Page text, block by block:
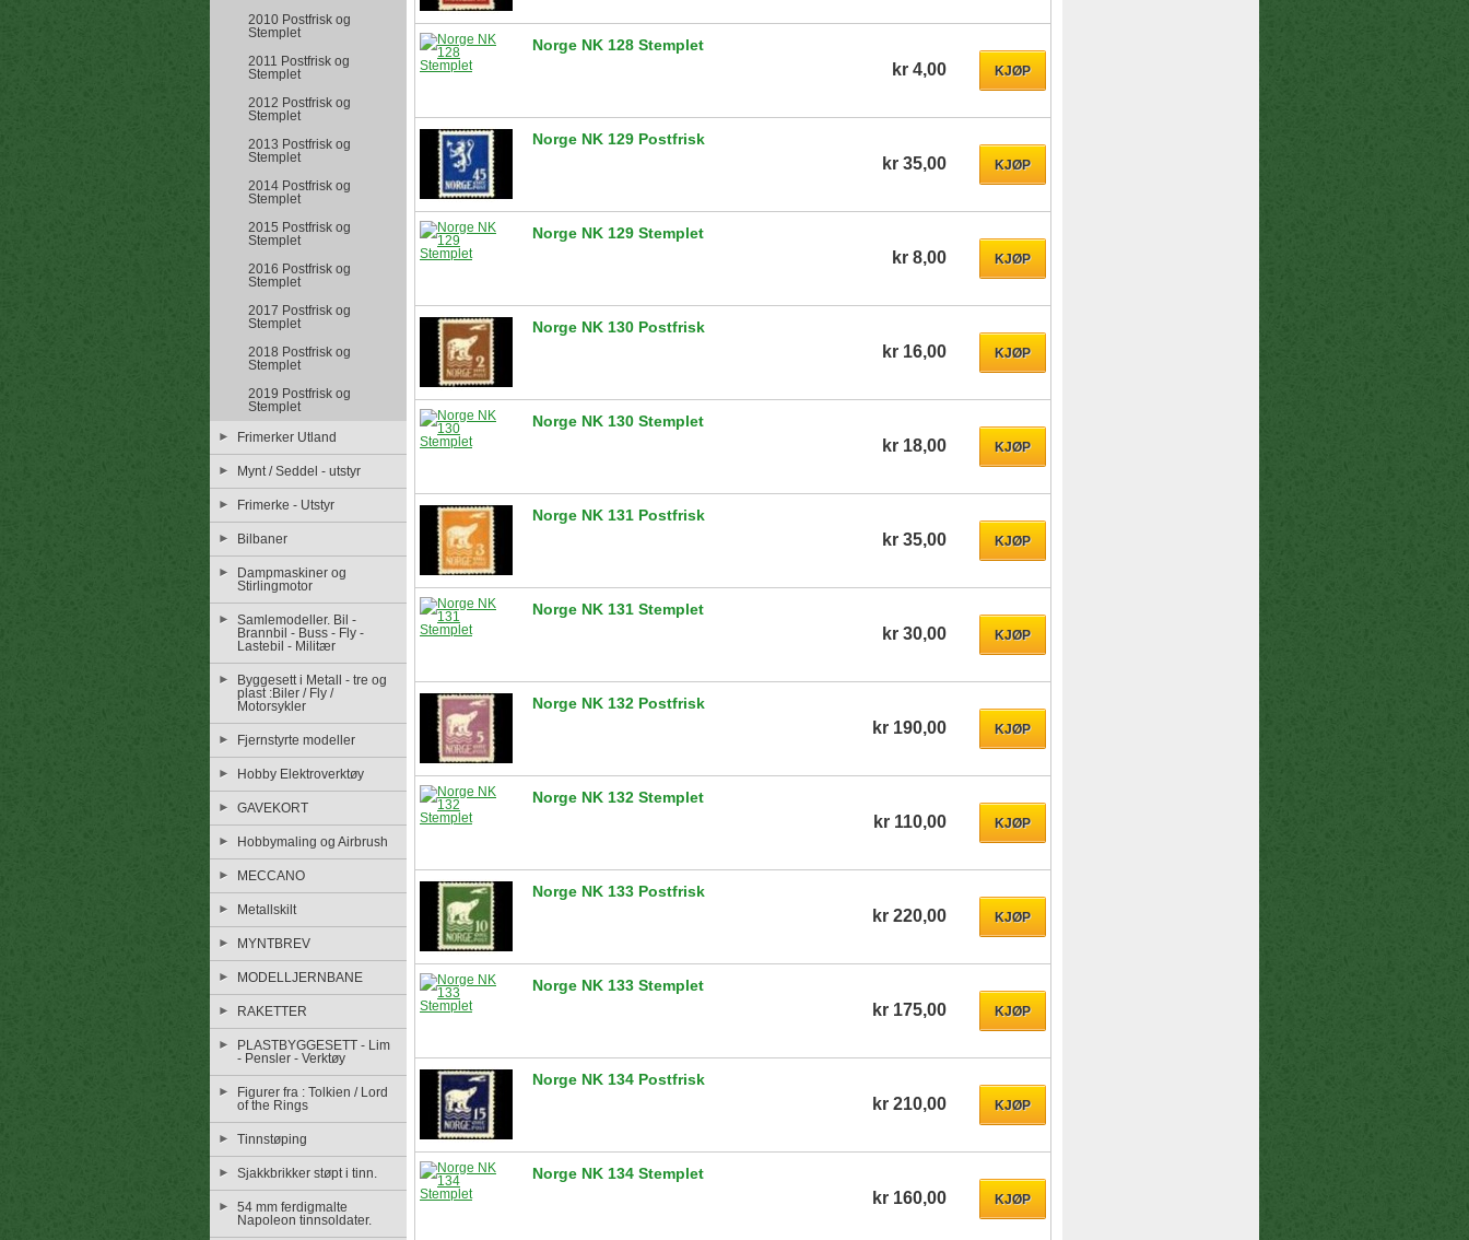
2010 Postfrisk og
Stemplet
2011 Postfrisk og
Stemplet
2012 Postfrisk og
Stemplet
2013 Postfrisk og
Stemplet
2014 Postfrisk og
Stemplet
2015 Postfrisk og
Stemplet
2016 Postfrisk og
Stemplet
2017 Postfrisk og
Stemplet
2018 Postfrisk og
Stemplet
2019 Postfrisk og
Stemplet
Frimerker Utland
Mynt / Seddel - utstyr
Frimerke - Utstyr
Bilbaner
Dampmaskiner og
Stirlingmotor
Samlemodeller. Bil -
Brannbil - Buss - Fly -
Lastebil - Militær
Byggesett i Metall - tre og
plast :Biler / Fly /
Motorsykler
Fjernstyrte modeller
Hobby Elektroverktøy
GAVEKORT
Hobbymaling og Airbrush
MECCANO
Metallskilt
MYNTBREV
MODELLJERNBANE
RAKETTER
PLASTBYGGESETT - Lim
- Pensler - Verktøy
Figurer fra : Tolkien / Lord
of the Rings
Tinnstøping
Sjakkbrikker støpt i tinn.
54 mm ferdigmalte
Napoleon tinnsoldater.
Norge NK 128 Stemplet
kr 4,00
Norge NK 129 Postfrisk
kr 35,00
Norge NK 129 Stemplet
kr 8,00
Norge NK 130 Postfrisk
kr 16,00
Norge NK 130 Stemplet
kr 18,00
Norge NK 131 Postfrisk
kr 35,00
Norge NK 131 Stemplet
kr 30,00
Norge NK 132 Postfrisk
kr 190,00
Norge NK 132 Stemplet
kr 110,00
Norge NK 133 Postfrisk
kr 220,00
Norge NK 133 Stemplet
kr 175,00
Norge NK 134 Postfrisk
kr 210,00
Norge NK 134 Stemplet
kr 160,00